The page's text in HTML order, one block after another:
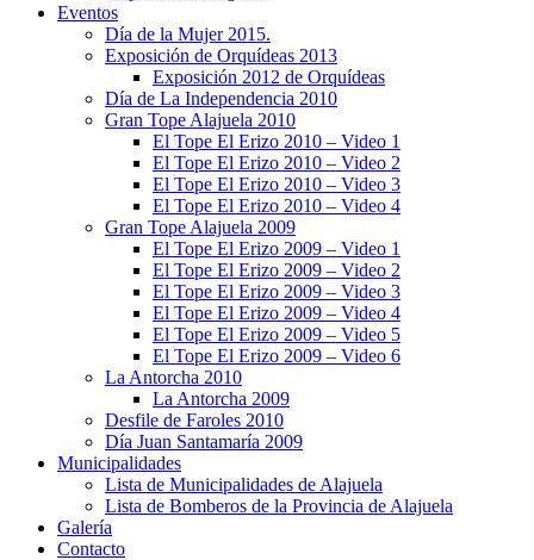
Eventos
Día de la Mujer 2015.
Exposición de Orquídeas 2013
Exposición 2012 de Orquídeas
Día de La Independencia 2010
Gran Tope Alajuela 2010
El Tope El Erizo 2010 – Video 1
El Tope El Erizo 2010 – Video 2
El Tope El Erizo 2010 – Video 3
El Tope El Erizo 2010 – Video 4
Gran Tope Alajuela 2009
El Tope El Erizo 2009 – Video 1
El Tope El Erizo 2009 – Video 2
El Tope El Erizo 2009 – Video 3
El Tope El Erizo 2009 – Video 4
El Tope El Erizo 2009 – Video 5
El Tope El Erizo 2009 – Video 6
La Antorcha 2010
La Antorcha 2009
Desfile de Faroles 2010
Día Juan Santamaría 2009
Municipalidades
Lista de Municipalidades de Alajuela
Lista de Bomberos de la Provincia de Alajuela
Galería
Contacto